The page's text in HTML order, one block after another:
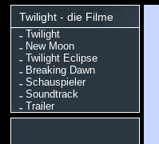
Twilight - die Filme
Twilight
New Moon
Twilight Eclipse
Breaking Dawn
Schauspieler
Soundtrack
Trailer